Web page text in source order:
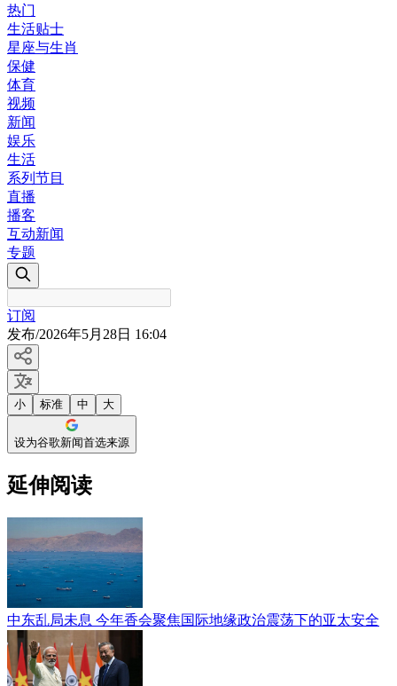
热门
生活贴士
星座与生肖
保健
体育
视频
新闻
娱乐
生活
系列节目
直播
播客
互动新闻
专题
订阅
发布/2026年5月28日 16:04
小 标准 中 大
设为谷歌新闻首选来源
延伸阅读
中东乱局未息 今年香会聚焦国际地缘政治震荡下的亚太安全